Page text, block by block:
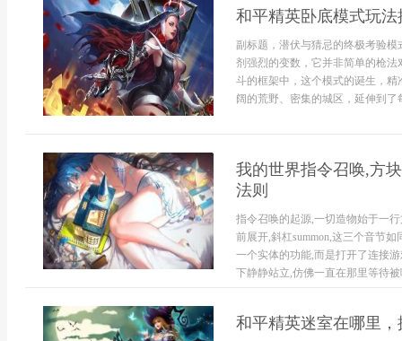
和平精英卧底模式玩
副标题，潜伏与猜忌的终极考验
剂强烈的变数，它并非简单的枪
斗的框架中，这个模式的诞生，
阔的荒野、密集的城区，延伸到
我的世界指令召唤,方
法则
指令召唤的起源,一切造物始于一
前展开,斜杠summon,这三个音节
一个实体的功能,而是打开了连接
下静静站立,仿佛一直在那里等待
和平精英迷室在哪里